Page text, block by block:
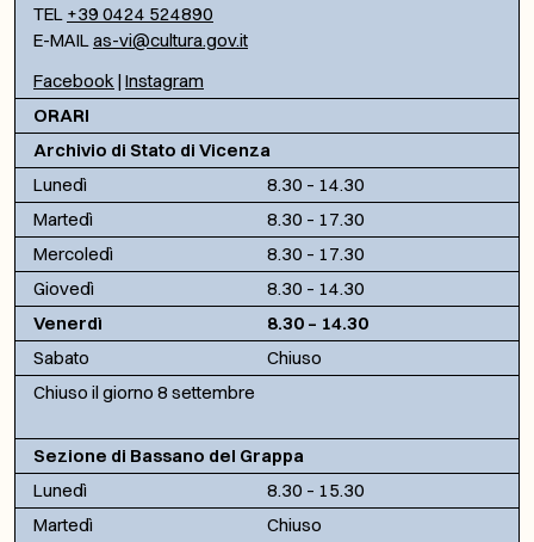
TEL +39 0424 524890
E-MAILas-vi@cultura.gov.it
Facebook | Instagram
ORARI
Archivio di Stato di Vicenza
Lunedì
8.30 – 14.30
Martedì
8.30 – 17.30
Mercoledì
8.30 – 17.30
Giovedì
8.30 – 14.30
Venerdì
8.30 – 14.30
Sabato
Chiuso
Chiuso il giorno 8 settembre
Sezione di Bassano del Grappa
Lunedì
8.30 – 15.30
Martedì
Chiuso